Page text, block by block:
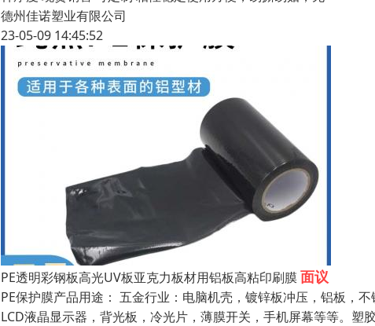
德州佳诺塑业有限公司
23-05-09 14:45:52
PE透明彩钢板高光UV板亚克力板材用铝板高粘印刷膜面议
PE保护膜产品用途： 五金行业：电脑机壳，镀锌板冲压，铝板，
LCD液晶显示器，背光板，冷光片，薄膜开关，手机屏幕等等。塑